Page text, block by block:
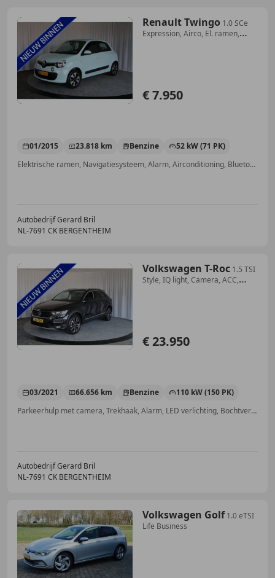
Renault Twingo 1.0 SCe
Expression, Airco, El. ramen,
€ 7.950
01/2015 23.818 km Benzine
52 kW (71 PK)
Elektrische ramen, Navigatiesysteem, Alarm, Airconditioning, Bluetooth, Centrale deurvergrendeling met afstandsbediening, Met onderhoudshistorie, Airbag passagier
Autobedrijf Gerard Bril
NL-7691 CK BERGENTHEIM
Volkswagen T-Roc 1.5 TSI
Style, IQ light, Camera, ACC,
€ 23.950
03/2021 66.656 km Benzine
110 kW (150 PK)
Parkeerhulp met camera, Trekhaak, Alarm, LED verlichting, Bochtverlichting, Navigatiesysteem, Adaptieve Cruise Control, Elektrische achterklep
Autobedrijf Gerard Bril
NL-7691 CK BERGENTHEIM
Volkswagen Golf 1.0 eTSI
Life Business